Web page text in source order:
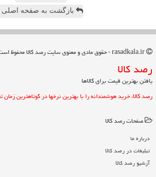
بازگشت به صفحه اصلی
رصد كالا
یافتن بهترین قیمت برای کالاها
رصد کالا، خرید هوشمندانه را با بهترین نرخها در کوتاهترین زمان
صفحات رصد كالا
درباره ما
تبلیغات در رصد كالا
آرشیو رصد كالا